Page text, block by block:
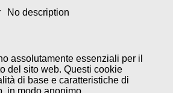
No description
assolutamente essenziali per il
del sito web. Questi cookie
di base e caratteristiche di
in modo anonimo.